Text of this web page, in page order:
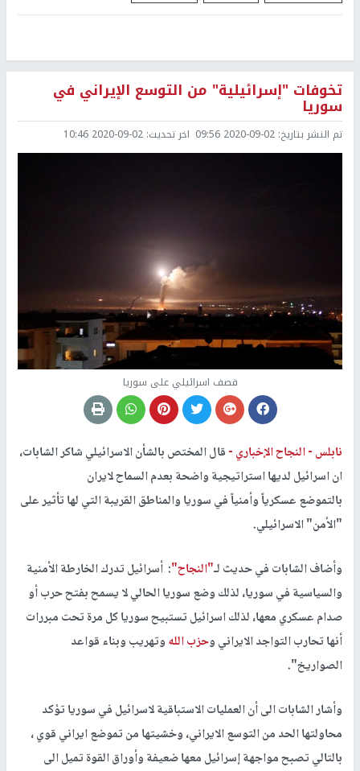
تخوفات "إسرائيلية" من التوسع الإيراني في
سوريا
تم النشر بتاريخ: 2020-09-02 09:56 اخر تحديث: 2020-09-02 10:46
قصف اسرائيلي على سوريا
نابلس -النجاح الإخباري -قال المختص بالشأن الاسرائيلي شاكر الشابات،
ان اسرائيل لديها استراتيجية واضحة بعدم السماح لايران
بالتموضع عسكرياً وأمنياً في سوريا والمناطق القريبة التي لها تأثير على
"الأمن" الاسرائيلي.
وأضاف الشابات في حديث لـ"النجاح": أسرائيل تدرك الخارطة الأمنية
والسياسية في سوريا، لذلك وضع سوريا الحالي لا يسمح بفتح حرب أو
صدام عسكري معها، لذلك اسرائيل تستبيح سوريا كل مرة تحت مبررات
أنها تحارب التواجد الايراني وحزب اللهوتهريب وبناء قواعد
الصواريخ".
وأشار الشابات الى أن العمليات الاستباقية لاسرائيل في سوريا تؤكد
محاولتها الحد من التوسع الايراني، وخشيتها من تموضع ايراني قوي ،
بالتالي تصبح مواجهة إسرائيل معها ضعيفة وأوراق القوة تميل الى